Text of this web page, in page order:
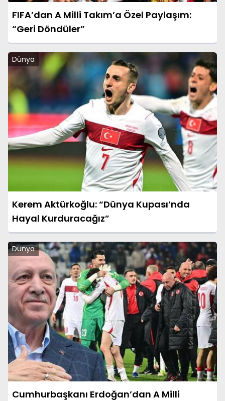
FIFA’dan A Milli Takım’a Özel Paylaşım:
“Geri Döndüler”
Dünya
Kerem Aktürkoğlu: “Dünya Kupası’nda
Hayal Kurduracağız”
Dünya
Cumhurbaşkanı Erdoğan’dan A Milli